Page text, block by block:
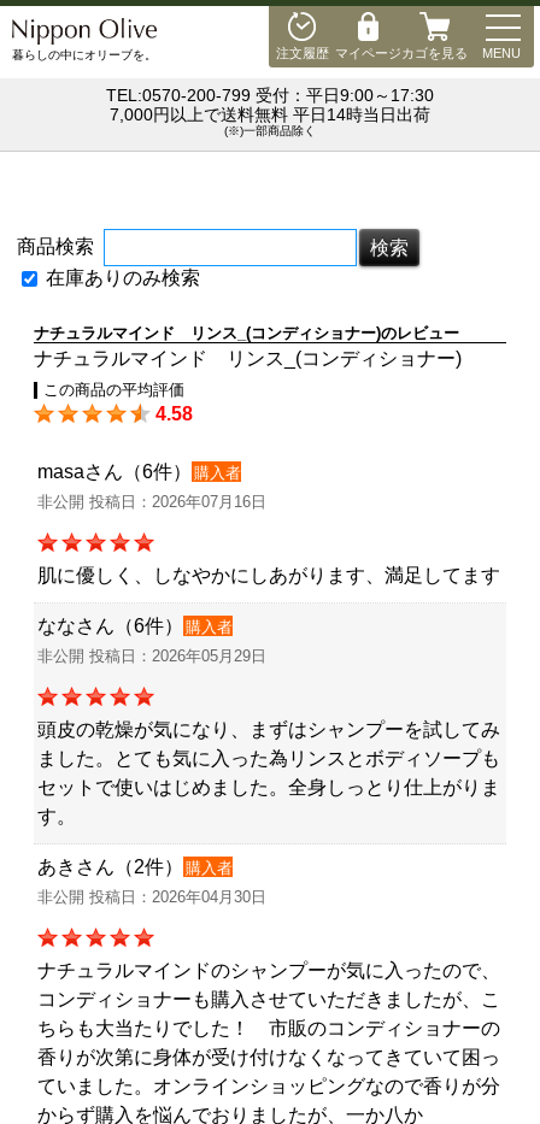
注文履歴 マイページカゴを見る MENU
暮らしの中にオリーブを。
TEL:0570-200-799 受付：平日9:00～17:30
7,000円以上で送料無料 平日14時当日出荷
(※)一部商品除く
商品検索
在庫ありのみ検索
ナチュラルマインド リンス_(コンディショナー)のレビュー
ナチュラルマインド リンス_(コンディショナー)
この商品の平均評価
4.58
masaさん（6件）
購入者
非公開 投稿日：2026年07月16日
肌に優しく、しなやかにしあがります、満足してます
ななさん（6件）
購入者
非公開 投稿日：2026年05月29日
頭皮の乾燥が気になり、まずはシャンプーを試してみ
ました。とても気に入った為リンスとボディソープも
セットで使いはじめました。全身しっとり仕上がりま
す。
あきさん（2件）
購入者
非公開 投稿日：2026年04月30日
ナチュラルマインドのシャンプーが気に入ったので、
コンディショナーも購入させていただきましたが、こ
ちらも大当たりでした！ 市販のコンディショナーの
香りが次第に身体が受け付けなくなってきていて困っ
ていました。オンラインショッピングなので香りが分
からず購入を悩んでおりましたが、一か八か